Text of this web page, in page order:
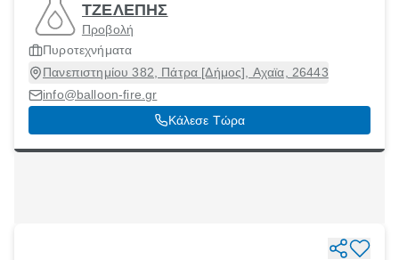
ΤΖΕΛΕΠΗΣ
Προβολή
Πυροτεχνήματα
Πανεπιστημίου 382, Πάτρα [Δήμος], Αχαϊα, 26443
info@balloon-fire.gr
Κάλεσε Τώρα